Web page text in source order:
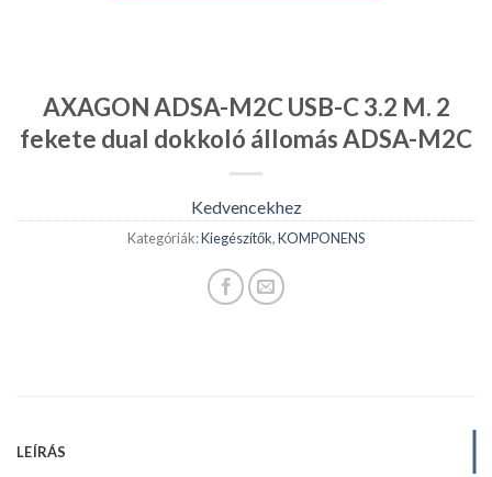
AXAGON ADSA-M2C USB-C 3.2 M. 2
fekete dual dokkoló állomás ADSA-M2C
Kedvencekhez
Kategóriák:Kiegészítők,KOMPONENS
LEÍRÁS